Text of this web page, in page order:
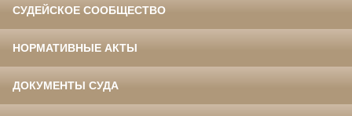
СУДЕЙСКОЕ СООБЩЕСТВО
НОРМАТИВНЫЕ АКТЫ
ДОКУМЕНТЫ СУДА